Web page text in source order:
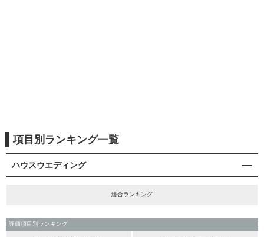
項目別ランキング一覧
ハウスウエディング
総合ランキング
評価項目別ランキング